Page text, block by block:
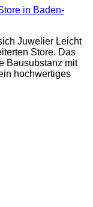
in Baden-
Juwelier Leicht
Store. Das
Bausubstanz mit
hochwertiges